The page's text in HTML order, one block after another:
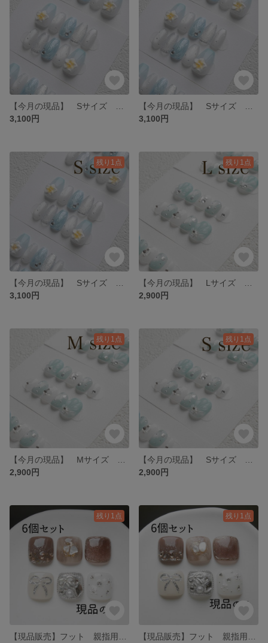
3,100円
3,100円
残り1点
3,100円
残り1点
2,900円
残り1点
2,900円
残り1点
2,900円
残り1点 残り1点